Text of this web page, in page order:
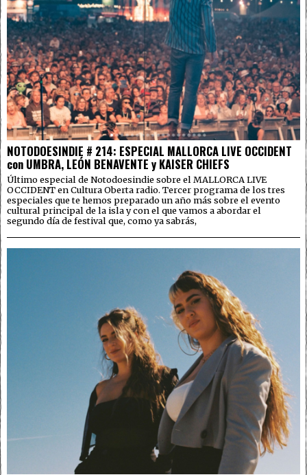
NOTODOESINDIE # 214: ESPECIAL MALLORCA LIVE OCCIDENT
con UMBRA, LEÓN BENAVENTE y KAISER CHIEFS
Último especial de Notodoesindie sobre el MALLORCA LIVE
OCCIDENT en Cultura Oberta radio. Tercer programa de los tres
especiales que te hemos preparado un año más sobre el evento
cultural principal de la isla y con el que vamos a abordar el
segundo día de festival que, como ya sabrás,